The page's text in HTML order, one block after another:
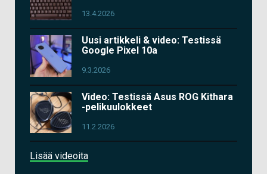
13.4.2026
Uusi artikkeli & video: Testissä
Google Pixel 10a
9.3.2026
Video: Testissä Asus ROG Kithara
-pelikuulokkeet
11.2.2026
Lisää videoita